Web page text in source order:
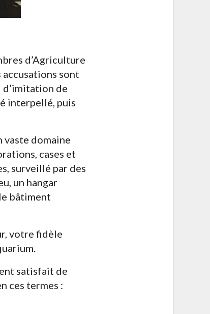
d’Agriculture
accusations sont
d’imitation de
interpellé, puis
vaste domaine
cases et
surveillé par des
un hangar
bâtiment
votre fidèle
satisfait de
ces termes :